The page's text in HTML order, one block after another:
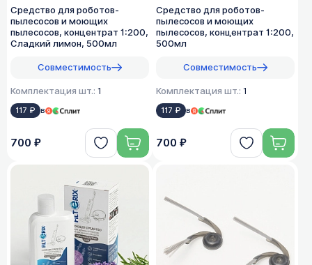
Средство для роботов-
пылесосов и моющих
пылесосов, концентрат 1:200,
Сладкий лимон, 500мл
Совместимость
Комплектация шт.: 1
117 ₽ в
700 ₽
Средство для роботов-
пылесосов и моющих
пылесосов, концентрат 1:200,
500мл
Совместимость
Комплектация шт.: 1
117 ₽ в
700 ₽